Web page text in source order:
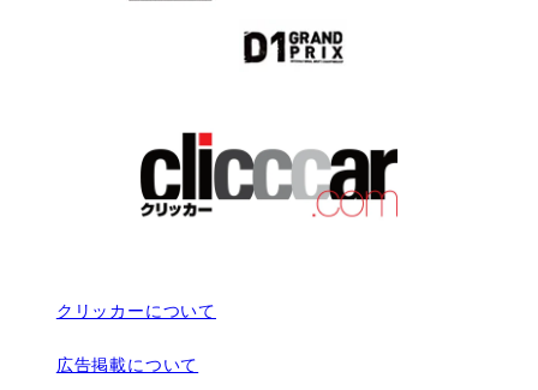
クリッカーについて
広告掲載について